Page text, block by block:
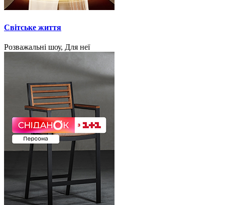
Світське життя
Розважальні шоу, Для неї